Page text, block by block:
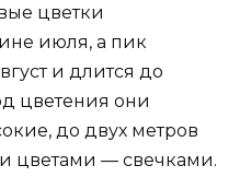
цветки
июля, а пик
и длится до
цветения они
до двух метров
цветами — свечками.